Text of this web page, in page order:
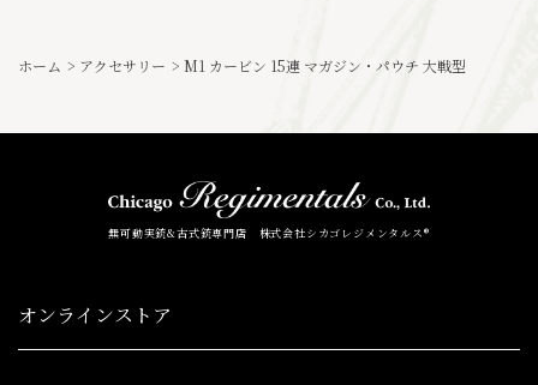
ホーム > アクセサリー > M1 カービン 15連 マガジン・パウチ 大戦型
無可動実銃&古式銃専門店 株式会社シカゴレジメンタルス®
オンラインストア